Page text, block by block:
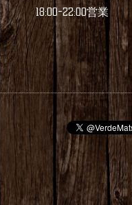
18:00-22:00営業